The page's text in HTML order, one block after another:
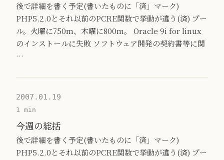
後で詳細を書く予定(書いたものに「済」マーク)
PHP5.2.0とそれ以前のPCRE関数で挙動が違う(済) プー
ル。火曜に750m、木曜に800m。 Oracle 9i for linux
のインストールに失敗 ソフトウェア開発の契約書等に関
…
2007.01.19
1 min
今週の総括
後で詳細を書く予定(書いたものに「済」マーク)
PHP5.2.0とそれ以前のPCRE関数で挙動が違う(済) プー